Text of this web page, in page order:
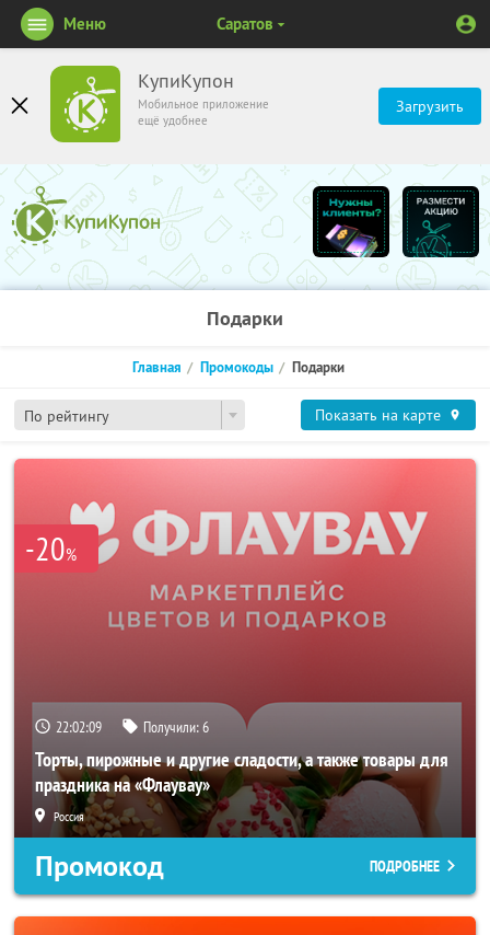
КупиКупон
Мобильное приложение
ещё удобнее
Загрузить
Меню Саратов
Подарки
По рейтингу
Главная Промокоды Подарки
Показать на карте
-20%
22:02:08 Получили:6
Торты, пирожные и другие сладости, а также товары для
праздника на «Флаувау»
Россия
Промокод ПОДРОБНЕЕ